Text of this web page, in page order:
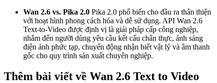
Wan 2.6 vs. Pika 2.0 Pika 2.0 phổ biến cho đầu ra thân thiện
với hoạt hình phong cách hóa và dễ sử dụng. API Wan 2.6
Text-to-Video được định vị là giải pháp cấp công nghiệp,
nhắm đến người dùng yêu cầu kết cấu chân thực, ánh sáng
điện ảnh phức tạp, chuyển động nhận biết vật lý và âm thanh
gốc cho quy trình sản xuất chuyên nghiệp.
Thêm bài viết về Wan 2.6 Text to Video